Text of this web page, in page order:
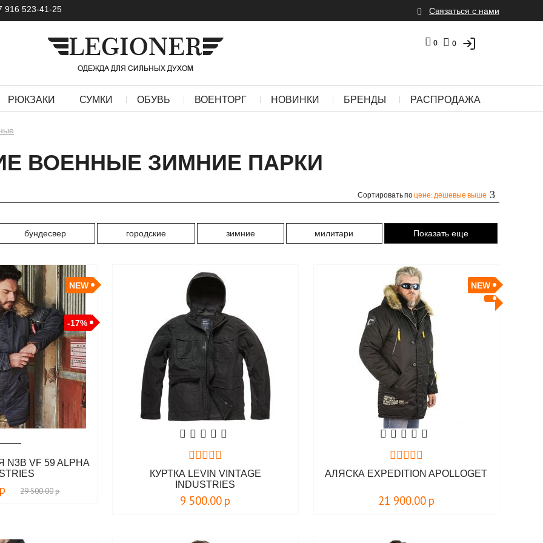
916 523-41-25 Связаться с нами
0
0
РЮКЗАКИ СУМКИ ОБУВЬ ВОЕНТОРГ НОВИНКИ БРЕНДЫ РАСПРОДАЖА
ВОЕННЫЕ ЗИМНИЕ ПАРКИ
Сортировать поцене: дешевые выше
бундесвер городские зимние милитари Показать еще
-17%
NEW
VF 59 ALPHA
р 29 500.00р
КУРТКА LEVIN VINTAGE
INDUSTRIES
9 500.00 р
NEW
АЛЯСКА EXPEDITION APOLLOGET
21 900.00 р